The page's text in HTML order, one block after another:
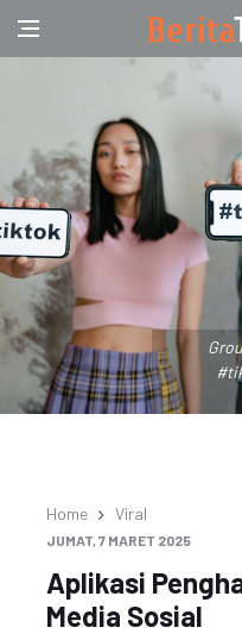
Home Viral
JUMAT, 7 MARET 2025
Aplikasi
Media Sosial